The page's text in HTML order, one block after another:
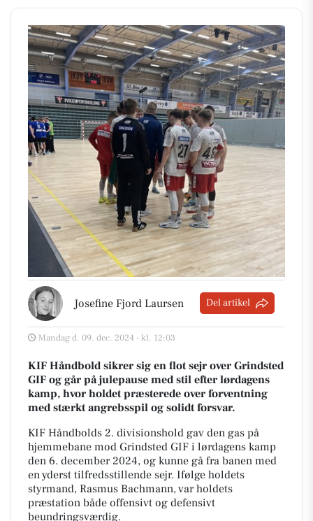
Josefine Fjord Laursen Del artikel
Mandag d. 09. dec. 2024 - kl. 12:03
KIF Håndbold sikrer sig en flot sejr over Grindsted
GIF og går på julepause med stil efter lørdagens
kamp, hvor holdet præsterede over forventning
med stærkt angrebsspil og solidt forsvar.
KIF Håndbolds 2. divisionshold gav den gas på
hjemmebane mod Grindsted GIF i lørdagens kamp
den 6. december 2024, og kunne gå fra banen med
en yderst tilfredsstillende sejr. Ifølge holdets
styrmand, Rasmus Bachmann, var holdets
præstation både offensivt og defensivt
beundringsværdig.